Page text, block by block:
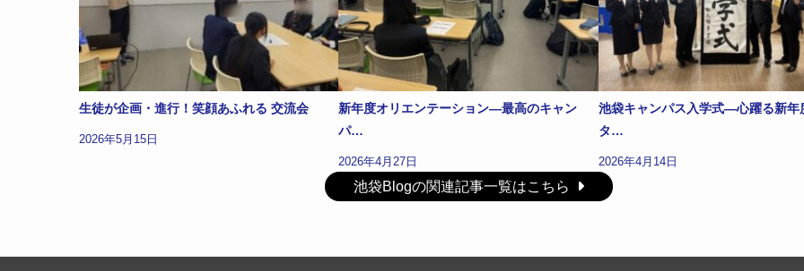
生徒が企画・進行！笑顔あふれる 交流会
2026年5月15日
新年度オリエンテーション―最高のキャン
パ…
2026年4月27日
池袋キャンパス入学式—心躍る新年
タ…
2026年4月14日
池袋Blogの関連記事一覧はこちら